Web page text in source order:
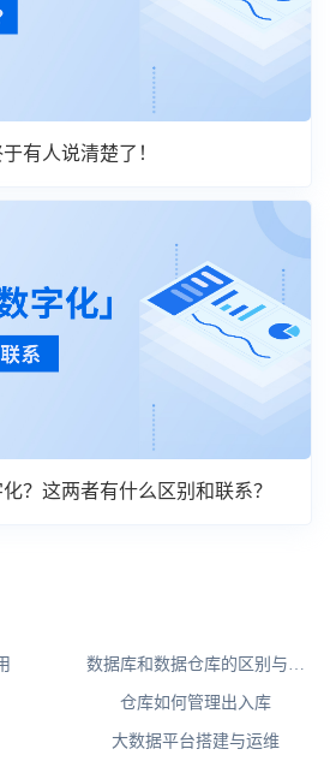
有人说清楚了！
？这两者有什么区别和联系？
数据库和数据仓库的区别与联
仓库如何管理出入库
大数据平台搭建与运维